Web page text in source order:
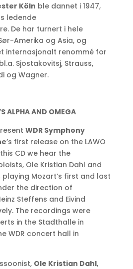
Köln ble dannet i 1947,
ledende
De har turnert i hele
Amerika og Asia, og
internasjonalt renommé for
Sjostakovitsj, Strauss,
og Wagner.
ALPHA AND OMEGA
WDR Symphony
’s first release on the LAWO
CD we hear the
Ole Kristian Dahl and
Mozart’s first and last
the direction of
Steffens and Eivind
The recordings were
in the Stadthalle in
WDR concert hall in
Ole Kristian Dahl,